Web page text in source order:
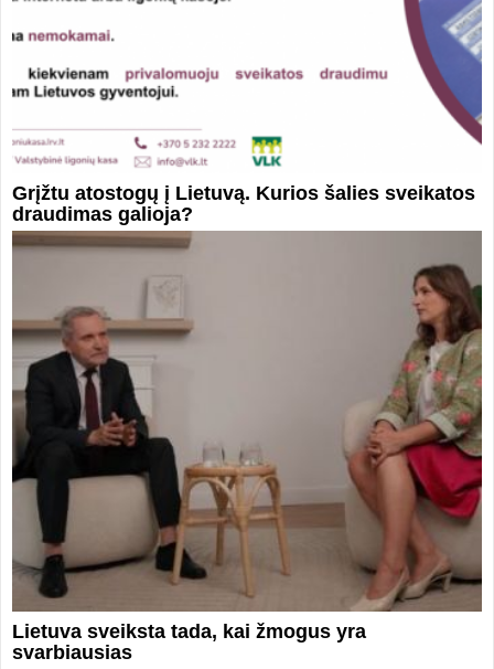
Grįžtu atostogų į Lietuvą. Kurios šalies sveikatos
draudimas galioja?
Lietuva sveiksta tada, kai žmogus yra
svarbiausias